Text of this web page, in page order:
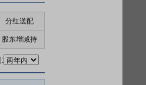
分红送配
股东增减持
: